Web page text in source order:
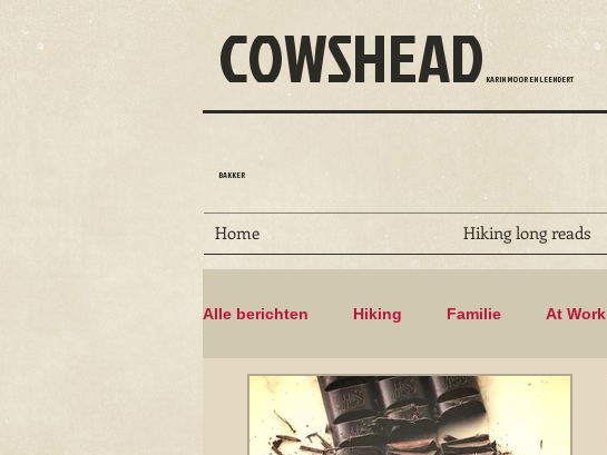
COWSHEAD KARIN MOOR EN LEENDERT
BAKKER
Alle berichten Hiking Familie At Work
Dammen Floris V-pad
Home Hiking long reads